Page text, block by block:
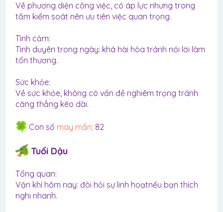
Về phương diện công việc, có áp lực nhưng trong
tầm kiểm soát nên ưu tiên việc quan trọng.
Tình cảm:
Tình duyên trong ngày: khá hài hòa tránh nói lời làm
tổn thương.
Sức khỏe:
Về sức khỏe, không có vấn đề nghiêm trọng tránh
căng thẳng kéo dài.
Con số may mắn: 82
Tuổi Dậu
Tổng quan:
Vận khí hôm nay: đòi hỏi sự linh hoạtnếu bạn thích
nghi nhanh.